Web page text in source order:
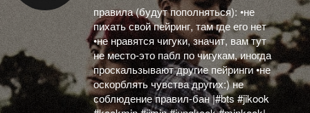
правила (будут пополняться): •не
пихать свой пейринг, там где его нет
•не нравятся чигуки, значит, вам тут
не место-это пабл по чигукам, иногда
проскальзывают другие пейринги •не
оскорблять чувства других:) не
соблюдение правил-бан |#bts #jikook